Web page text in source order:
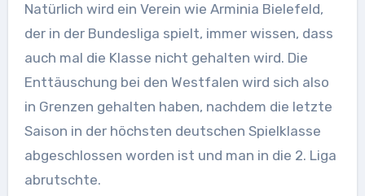
Natürlich wird ein Verein wie Arminia Bielefeld,
der in der Bundesliga spielt, immer wissen, dass
auch mal die Klasse nicht gehalten wird. Die
Enttäuschung bei den Westfalen wird sich also
in Grenzen gehalten haben, nachdem die letzte
Saison in der höchsten deutschen Spielklasse
abgeschlossen worden ist und man in die 2. Liga
abrutschte.